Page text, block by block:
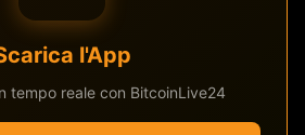
l'App
tempo reale con BitcoinLive24